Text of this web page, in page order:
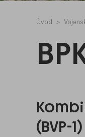
Úvod
(BVP-1)